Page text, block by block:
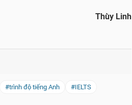
Thùy Linh
#trình độ tiếng Anh
#IELTS